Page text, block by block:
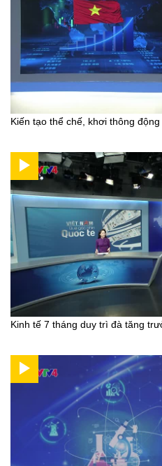
Kiến tạo thể chế, khơi thông
Kinh tế 7 tháng duy trì đà tăng